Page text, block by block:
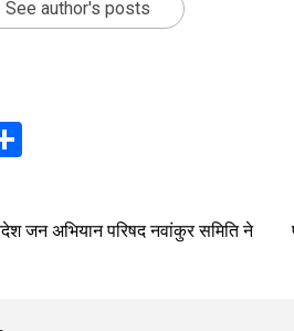
See author's posts
जन अभियान परिषद नवांकुर समिति ने